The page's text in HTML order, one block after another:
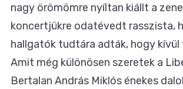
nagy örömömre nyíltan kiállt a
koncertjükre odatévedt rasszista,
hallgatók tudtára adták, hogy kívül
Amit még különösen szeretek a
Bertalan András Miklós énekes